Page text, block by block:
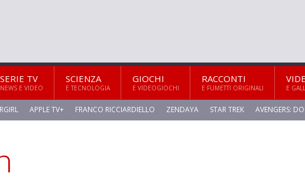
SERIE TV
NEWS E VIDEO
SCIENZA
E TECNOLOGIA
GIOCHI
E VIDEOGIOCHI
RACCONTI
E FUMETTI ORIGINALI E
APPLE TV+ FRANCO RICCIARDIELLO ZENDAYA STAR TREK AVENGERS: